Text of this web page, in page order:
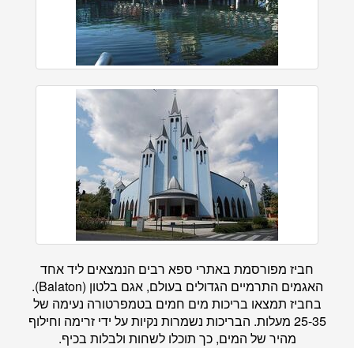
חביז מפורסמת באתרי ספא רבים הנמצאים ליד אחד
האגמים התרמיים הגדולים בעולם, אגם בלטון (Balaton).
בחביז תמצאו בריכות מים חמים בטמפרטורה נעימה של
25-35 מעלות. הבריכות נשמרות נקיות על ידי זרימה וחילוף
מהיר של המים, כך תוכלו לשחות ולבלות בכיף.